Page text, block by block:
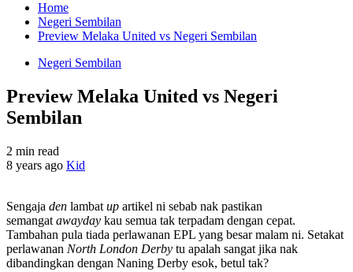
Home
Negeri Sembilan
Preview Melaka United vs Negeri Sembilan
Negeri Sembilan
Preview Melaka United vs Negeri
Sembilan
2 min read
8 years ago Kid
Sengaja den lambat up artikel ni sebab nak pastikan
semangat awayday kau semua tak terpadam dengan cepat.
Tambahan pula tiada perlawanan EPL yang besar malam ni. Setakat
perlawanan North London Derby tu apalah sangat jika nak
dibandingkan dengan Naning Derby esok, betul tak?